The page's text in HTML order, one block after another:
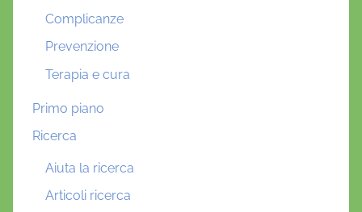
Complicanze
Prevenzione
Terapia e cura
Primo piano
Ricerca
Aiuta la ricerca
Articoli ricerca